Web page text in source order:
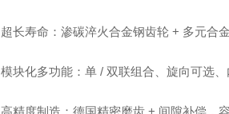
超长寿命：渗碳淬火合金钢齿轮 + 多元合
模块化多功能：单 / 双联组合、旋向可选
高精度制造：德国精密磨齿 + 间隙补偿，